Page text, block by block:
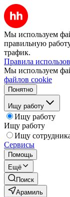
Мы используем
правильную
трафик.
Правила
Мы используем
файлов cookie
Понятно
Ищу работу
Ищу работу
Ищу работу
Ищу
Сервисы
Помощь
Ещё
Поиск
Арамиль